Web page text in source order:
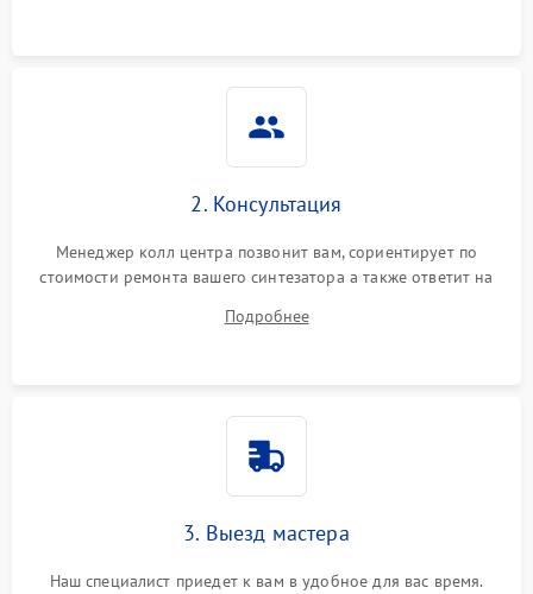
2. Консультация
Менеджер колл центра позвонит вам, сориентирует по
стоимости ремонта вашего синтезатора а также ответит на
Подробнее
3. Выезд мастера
Наш специалист приедет к вам в удобное для вас время.